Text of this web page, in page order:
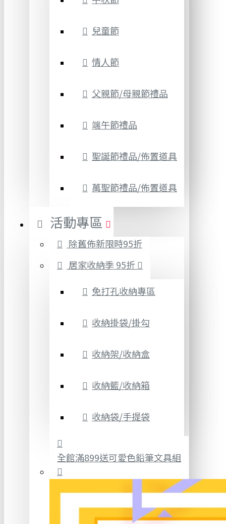
兒童節
情人節
父親節/母親節禮品
端午節禮品
聖誕節禮品/佈置道具
萬聖節禮品/佈置道具
活動專區
除舊佈新限時95折
居家收納季 95折
免打孔收納專區
收納掛袋/掛勾
收納架/收納盒
收納籃/收納箱
收納袋/手提袋
全館滿899送可愛色鉛筆文具組